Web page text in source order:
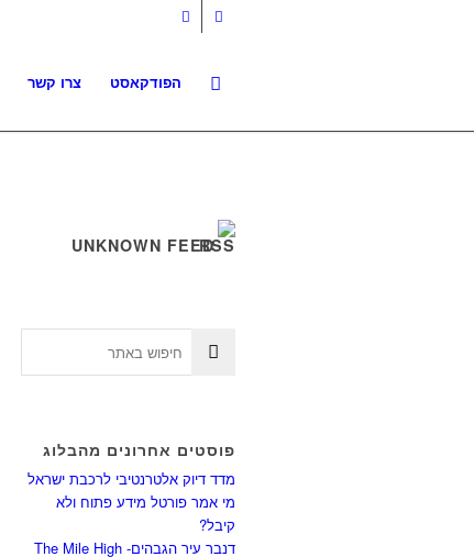
צרו קשר הפודקאסט
UNKNOWN FEED
פוסטים אחרונים מהבלוג
מדד דיוק אלטרנטיבי לרכבת ישראל
מי אמר פורטל מידע פתוח ולא
קיבל?
דנבר עיר הגבהים- The Mile High